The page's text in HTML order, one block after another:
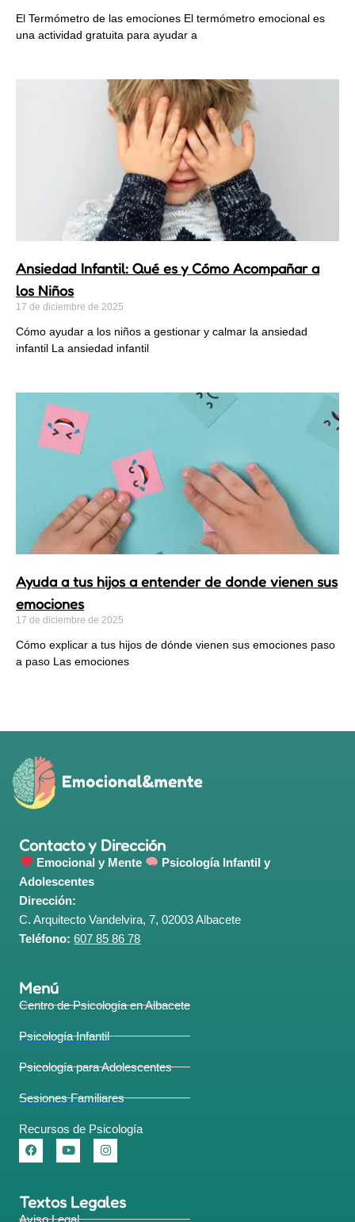
El Termómetro de las emociones El termómetro emocional es
una actividad gratuita para ayudar a
Ansiedad Infantil: Qué es y Cómo Acompañar a
los Niños
17 de diciembre de 2025
Cómo ayudar a los niños a gestionar y calmar la ansiedad
infantil La ansiedad infantil
Ayuda a tus hijos a entender de donde vienen sus
emociones
17 de diciembre de 2025
Cómo explicar a tus hijos de dónde vienen sus emociones paso
a paso Las emociones
Contacto y Dirección
Emocional y Mente
Psicología Infantil y
Adolescentes
Dirección:
C. Arquitecto Vandelvira, 7, 02003 Albacete
Teléfono:607 85 86 78
Menú
Centro de Psicología en Albacete
Psicología Infantil
Psicología para Adolescentes
Sesiones Familiares
Recursos de Psicología
Textos Legales
Aviso Legal